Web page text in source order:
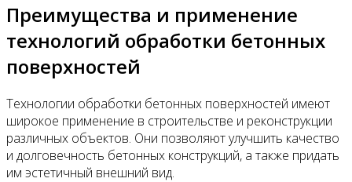
Преимущества и применение
технологий обработки бетонных
поверхностей
Технологии обработки бетонных поверхностей имеют
широкое применение в строительстве и реконструкции
различных объектов. Они позволяют улучшить качество
и долговечность бетонных конструкций, а также придать
им эстетичный внешний вид.